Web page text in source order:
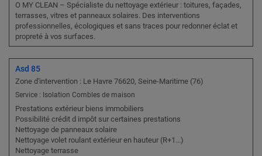
O MY CLEAN – Spécialiste du nettoyage extérieur : toitures, façades,
terrasses, vitres et panneaux solaires. Des interventions
professionnelles, écologiques et sans traces pour redonner éclat et
propreté à vos surfaces.
Asd 85
Zone d'intervention : Le Havre 76620, Seine-Maritime (76)
Service : Isolation Combles de maison
Prestations extérieur biens immobiliers
Possibilité crédit d impôt sur certaines prestations
Nettoyage de panneaux solaire
Nettoyage volet roulant extérieur en hauteur (R+1...)
Nettoyage terrasse